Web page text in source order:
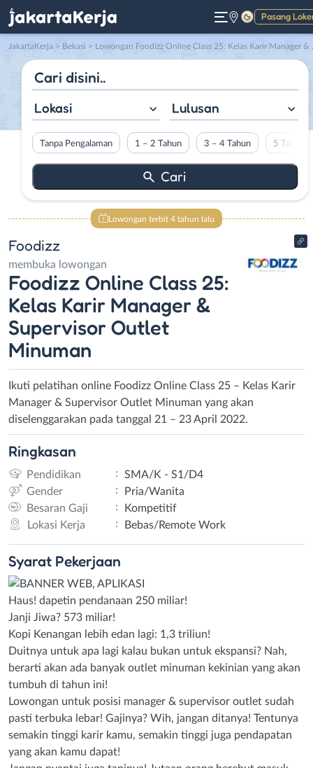
Pasang
Gelap
JakartaKerja > Bekasi > Lowongan Foodizz Online Class 25: Kelas Karir Manager & Supervisor Outlet Minuman di Foodizz
Lokasi Lulusan
Tanpa Pengalaman 1 – 2 Tahun 3 – 4 Tahun 5 Tahun
Lowongan terbit 4 tahun lalu
Foodizz
membuka lowongan
Foodizz Online Class 25:
Kelas Karir Manager &
Supervisor Outlet
Minuman
Ikuti pelatihan online Foodizz Online Class 25 – Kelas Karir
Manager & Supervisor Outlet Minuman yang akan
diselenggarakan pada tanggal 21 – 23 April 2022.
Ringkasan
Pendidikan :
SMA/K - S1/D4
Gender
:
Pria/Wanita
Besaran Gaji
:
Kompetitif
Lokasi Kerja
: Bebas/Remote Work
Syarat Pekerjaan
Haus! dapetin pendanaan 250 miliar!
Janji Jiwa? 573 miliar!
Kopi Kenangan lebih edan lagi: 1,3 triliun!
Duitnya untuk apa lagi kalau bukan untuk ekspansi? Nah,
berarti akan ada banyak outlet minuman kekinian yang akan
tumbuh di tahun ini!
Lowongan untuk posisi manager & supervisor outlet sudah
pasti terbuka lebar! Gajinya? Wih, jangan ditanya! Tentunya
semakin tinggi karir kamu, semakin tinggi juga pendapatan
yang akan kamu dapat!